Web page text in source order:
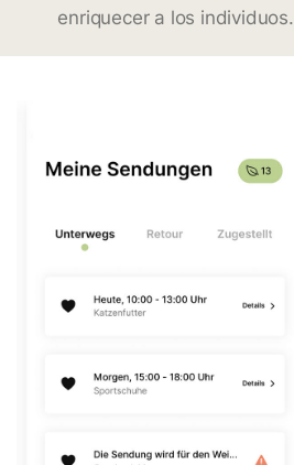
enriquecer a los individuos.